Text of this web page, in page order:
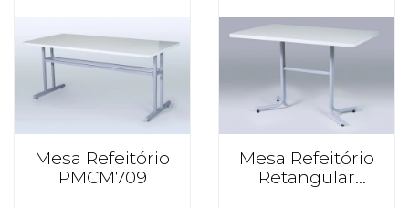
Mesa Refeitório
PMCM709
Mesa Refeitório
Retangular